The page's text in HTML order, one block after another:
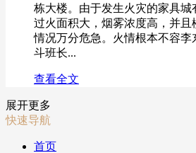
栋大楼。由于发生火灾的家具城
过火面积大，烟雾浓度高，并且
情况万分危急。火情根本不容
斗班长...
查看全文
展开更多
快速导航
首页